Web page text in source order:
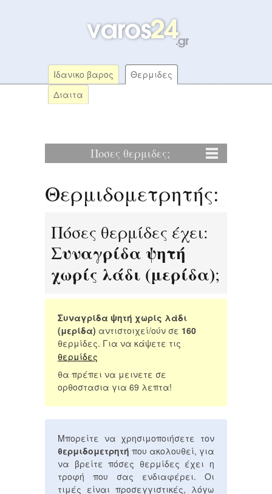
Ιδανικο βαρος
Θερμιδες
Διαιτα
Ποσες θερμιδες;
Θερμιδομετρητής:
Πόσες θερμίδες έχει:
Συναγρίδα ψητή
χωρίς λάδι (μερίδα);
Συναγρίδα ψητή χωρίς λάδι
(μερίδα) αντιστοιχεί/ούν σε 160
θερμίδες. Για να κάψετε τις
θερμίδες
θα πρέπει να μεινετε σε
ορθοστασια για 69 λεπτα!
Μπορείτε να χρησιμοποιήσετε τον
θερμιδομετρητή που ακολουθεί, για
να βρείτε πόσες θερμίδες έχει η
τροφή που σας ενδιαφέρει. Οι
τιμές είναι προσεγγιστικές, λόγω